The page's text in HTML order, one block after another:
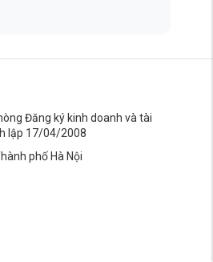
Đăng ký kinh doanh và tài
lập 17/04/2008
phố Hà Nội